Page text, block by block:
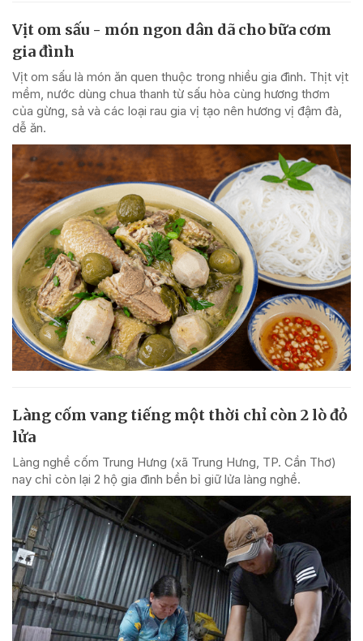
Vịt om sấu - món ngon dân dã cho bữa cơm
gia đình
Vịt om sấu là món ăn quen thuộc trong nhiều gia đình. Thịt vịt
mềm, nước dùng chua thanh từ sấu hòa cùng hương thơm
của gừng, sả và các loại rau gia vị tạo nên hương vị đậm đà,
dễ ăn.
Làng cốm vang tiếng một thời chỉ còn 2 lò đỏ
lửa
Làng nghề cốm Trung Hưng (xã Trung Hưng, TP. Cần Thơ)
nay chỉ còn lại 2 hộ gia đình bền bỉ giữ lửa làng nghề.